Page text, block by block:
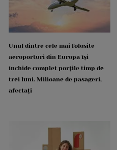
Unul dintre cele mai folosite
aeroporturi din Europa își
închide complet porțile timp de
trei luni. Milioane de pasageri,
afectați